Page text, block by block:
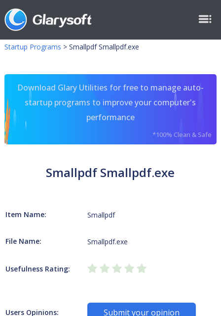
Startup Programs > Smallpdf Smallpdf.exe
Download Glary Utilities for free to manage auto-
startup programs to improve your computer's
performance
*100% Clean & Safe
Smallpdf Smallpdf.exe
Item Name: Smallpdf
File Name: Smallpdf.exe
Usefulness Rating:
Users Opinions: Submit your opinion